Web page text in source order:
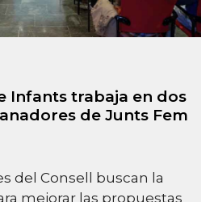
Infants trabaja en dos
de Junts Fem
del Consell buscan la
mejorar las propuestas